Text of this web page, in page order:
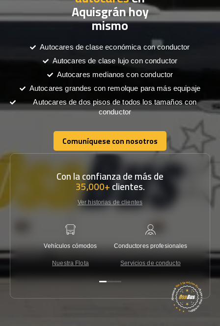
Aquisgrán hoy
mismo
Autocares de clase económica con conductor
Autocares de clase lujo con conductor
Autocares medianos con conductor
Autocares grandes con remolque para más equipaje
Autocares de dos pisos de todos los tamaños con
conductor
Comuníquese con nosotros
Comuníquese con nosotros
Con la confianza de más de
35,000+clientes.
Ver historias de clientes
Vehículos cómodos
Nuestra Flota
Conductores profesionales
Servicios de conducto